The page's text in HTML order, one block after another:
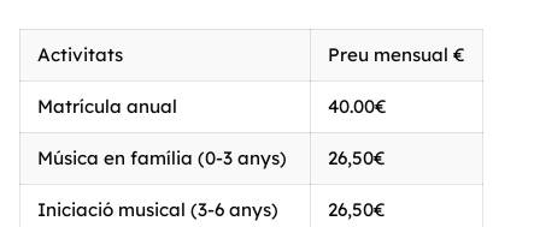
Activitats Preu mensual €
Matrícula anual 40.00€
Música en família (0-3 anys) 26,50€
Iniciació musical (3-6 anys) 26,50€